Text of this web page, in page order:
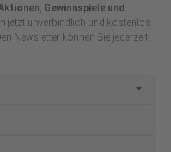
, Gewinnspiele und
jetzt unverbindlich und kostenlos
Newsletter können Sie jederzeit